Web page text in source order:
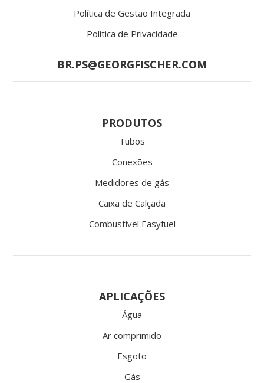
Política de Gestão Integrada
Política de Privacidade
BR.PS@GEORGFISCHER.COM
PRODUTOS
Tubos
Conexões
Medidores de gás
Caixa de Calçada
Combustível Easyfuel
APLICAÇÕES
Água
Ar comprimido
Esgoto
Gás